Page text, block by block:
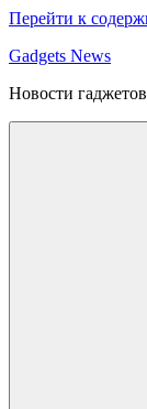
Перейти к
Gadgets News
Новости гаджетов